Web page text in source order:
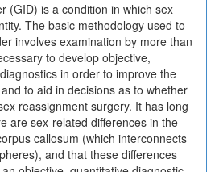
(GID) is a condition in which sex
The basic methodology used to
involves examination by more than
to develop objective,
in order to improve the
to aid in decisions as to whether
reassignment surgery. It has long
are sex-related differences in the
callosum (which interconnects
and that these differences